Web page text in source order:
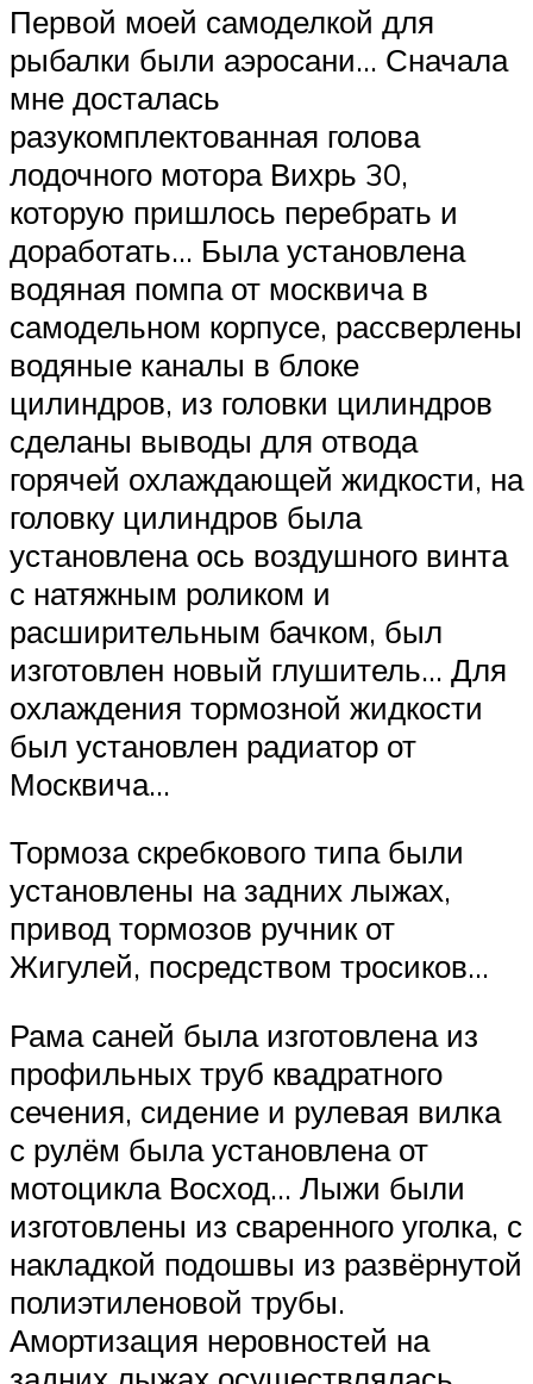
Первой моей самоделкой для
рыбалки были аэросани… Сначала
мне досталась
разукомплектованная голова
лодочного мотора Вихрь 30,
которую пришлось перебрать и
доработать… Была установлена
водяная помпа от москвича в
самодельном корпусе, рассверлены
водяные каналы в блоке
цилиндров, из головки цилиндров
сделаны выводы для отвода
горячей охлаждающей жидкости, на
головку цилиндров была
установлена ось воздушного винта
с натяжным роликом и
расширительным бачком, был
изготовлен новый глушитель… Для
охлаждения тормозной жидкости
был установлен радиатор от
Москвича…
Тормоза скребкового типа были
установлены на задних лыжах,
привод тормозов ручник от
Жигулей, посредством тросиков…
Рама саней была изготовлена из
профильных труб квадратного
сечения, сидение и рулевая вилка
с рулём была установлена от
мотоцикла Восход… Лыжи были
изготовлены из сваренного уголка, с
накладкой подошвы из развёрнутой
полиэтиленовой трубы.
Амортизация неровностей на